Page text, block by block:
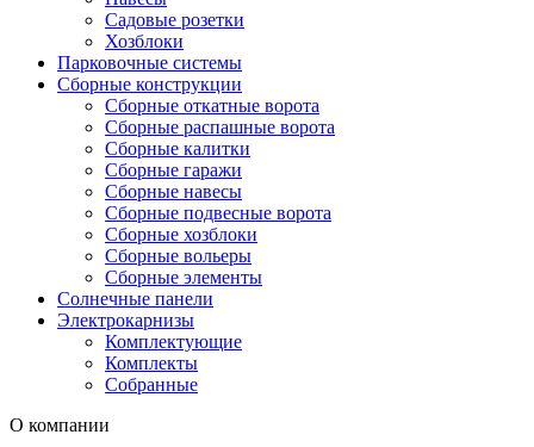
Садовые розетки
Хозблоки
Парковочные системы
Сборные конструкции
Сборные откатные ворота
Сборные распашные ворота
Сборные калитки
Сборные гаражи
Сборные навесы
Сборные подвесные ворота
Сборные хозблоки
Сборные вольеры
Сборные элементы
Солнечные панели
Электрокарнизы
Комплектующие
Комплекты
Собранные
О компании